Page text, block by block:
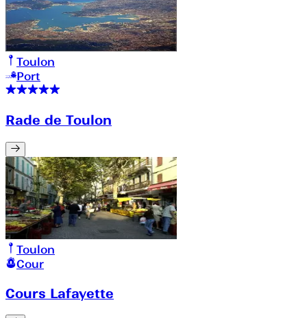
Toulon
Port
Rade de Toulon
Toulon
Cour
Cours Lafayette